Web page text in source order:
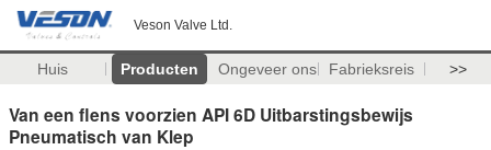
Veson Valve Ltd.
Huis Producten Ongeveer ons Fabrieksreis >>
Van een flens voorzien API 6D Uitbarstingsbewijs
Pneumatisch van Klep